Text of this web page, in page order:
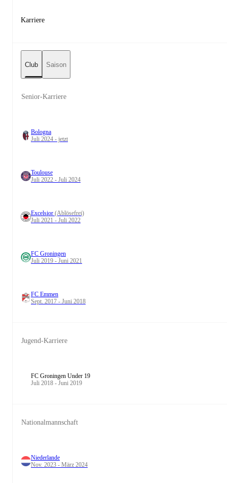
Karriere
Club Saison
Senior-Karriere
Bologna
Juli 2024 - jetzt
Toulouse
Juli 2022 - Juli 2024
Excelsior (Ablösefrei)
Juli 2021 - Juli 2022
FC Groningen
Juli 2019 - Juni 2021
FC Emmen
Sept. 2017 - Juni 2018
Jugend-Karriere
FC Groningen Under 19
Juli 2018 - Juni 2019
Nationalmannschaft
Niederlande
Nov. 2023 - März 2024